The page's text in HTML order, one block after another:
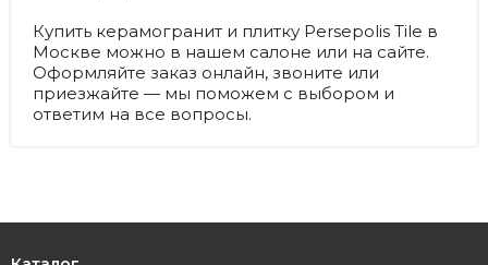
Купить керамогранит и плитку Persepolis Tile в
Москве можно в нашем салоне или на сайте.
Оформляйте заказ онлайн, звоните или
приезжайте — мы поможем с выбором и
ответим на все вопросы.